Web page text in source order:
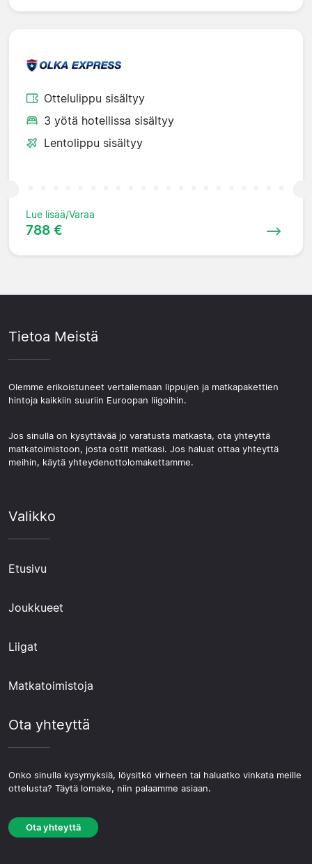
Ottelulippu sisältyy
3 yötä hotellissa sisältyy
Lentolippu sisältyy
Lue lisää/Varaa
788 €
Tietoa Meistä
Olemme erikoistuneet vertailemaan lippujen ja matkapakettien
hintoja kaikkiin suuriin Euroopan liigoihin.
Jos sinulla on kysyttävää jo varatusta matkasta, ota yhteyttä
matkatoimistoon, josta ostit matkasi. Jos haluat ottaa yhteyttä
meihin, käytä yhteydenottolomakettamme.
Valikko
Etusivu
Joukkueet
Liigat
Matkatoimistoja
Ota yhteyttä
Onko sinulla kysymyksiä, löysitkö virheen tai haluatko vinkata meille
ottelusta? Täytä lomake, niin palaamme asiaan.
Ota yhteyttä